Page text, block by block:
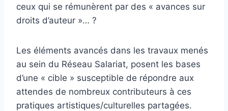
ceux qui se rémunèrent par des « avances sur
droits d’auteur »… ?
Les éléments avancés dans les travaux menés
au sein du Réseau Salariat, posent les bases
d’une « cible » susceptible de répondre aux
attendes de nombreux contributeurs à ces
pratiques artistiques/culturelles partagées.